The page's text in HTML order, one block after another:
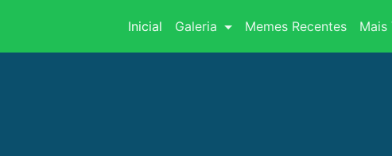
Inicial(current)
Galeria Memes Recentes Mais